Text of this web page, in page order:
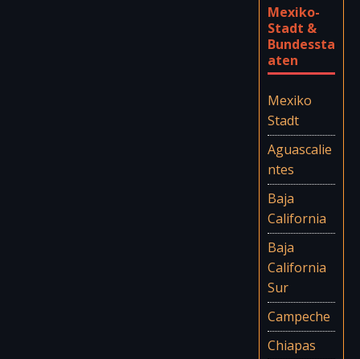
Mexiko-
Stadt &
Bundessta
aten
Mexiko
Stadt
Aguascalie
ntes
Baja
California
Baja
California
Sur
Campeche
Chiapas